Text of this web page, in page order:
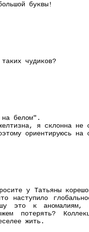
буквы!
чудиков?
белом".
я склонна
ориентируюсь на
у Татьяны
наступило
это к аномалиям,
потерять?
жить.